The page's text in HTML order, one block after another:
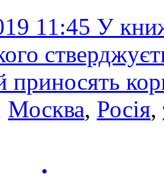
11:45 У
приносять
Москва, Росія,